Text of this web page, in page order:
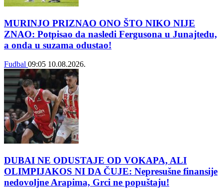
MURINJO PRIZNAO ONO ŠTO NIKO NIJE
ZNAO: Potpisao da nasledi Fergusona u Junajtedu,
a onda u suzama odustao!
Fudbal 09:05 10.08.2026.
DUBAI NE ODUSTAJE OD VOKAPA, ALI
OLIMPIJAKOS NI DA ČUJE: Nepresušne finansije
nedovoljne Arapima, Grci ne popuštaju!